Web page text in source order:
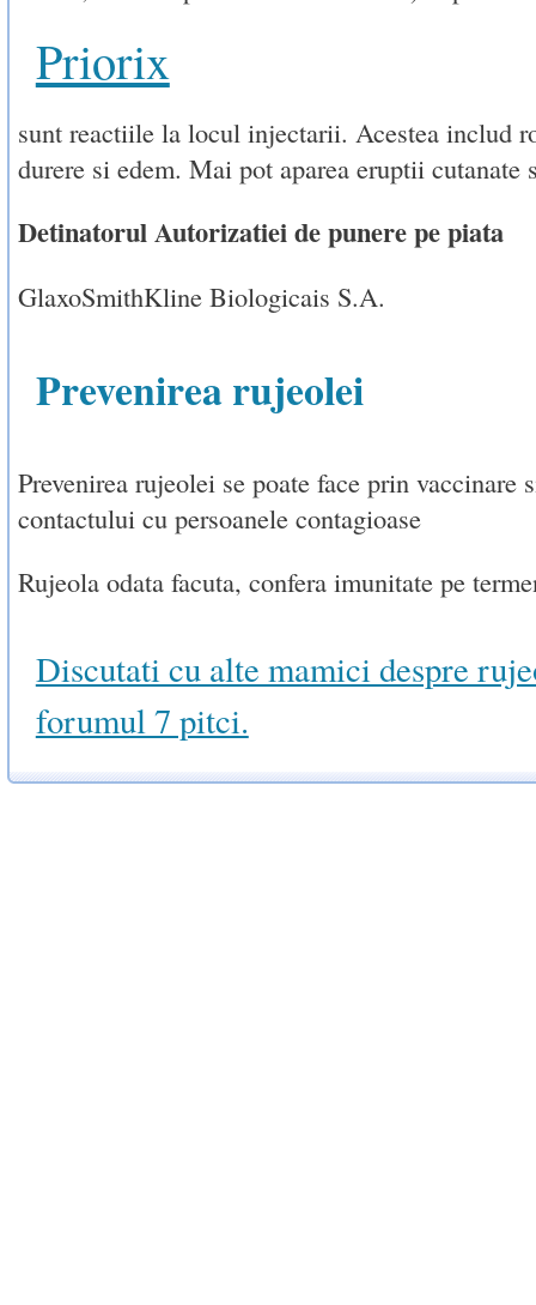
Priorix
sunt reactiile la locul injectarii. Acestea includ
durere si edem. Mai pot aparea eruptii cutanate
Detinatorul Autorizatiei de punere pe piata
GlaxoSmithKline Biologicais S.A.
Prevenirea rujeolei
Prevenirea rujeolei se poate face prin vaccinare
contactului cu persoanele contagioase
Rujeola odata facuta, confera imunitate pe
Discutati cu alte mamici despre
forumul 7 pitci.